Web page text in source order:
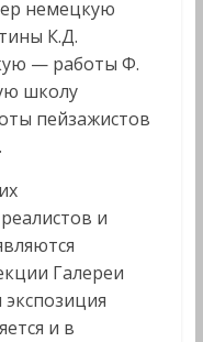
немецкую
К.Д.
— работы Ф.
школу
пейзажистов
и
Галереи
экспозиция
и в